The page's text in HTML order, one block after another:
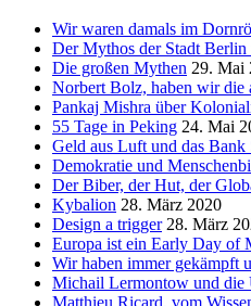
Wir waren damals im
Der Mythos der Stadt
Die großen Mythen 29. Mai
Norbert Bolz, haben wir die
Pankaj Mishra über
55 Tage in Peking 24. Mai
Geld aus Luft und das Bank
Demokratie und
Der Biber, der Hut, der
Kybalion 28. März 2020
Design a trigger 28. März
Europa ist ein Early Day of
Wir haben immer gekämpft
Michail Lermontow und die
Matthieu Ricard, vom